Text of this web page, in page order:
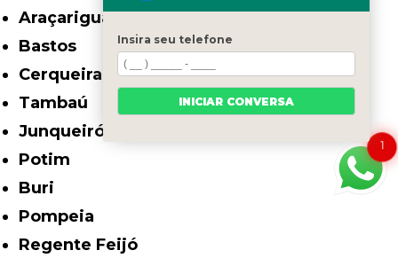
Araçariguama
Bastos
Cerqueira César
Tambaú
Junqueirópolis
Potim
Buri
Pompeia
Regente Feijó
1
Insira seu telefone
INICIAR CONVERSA